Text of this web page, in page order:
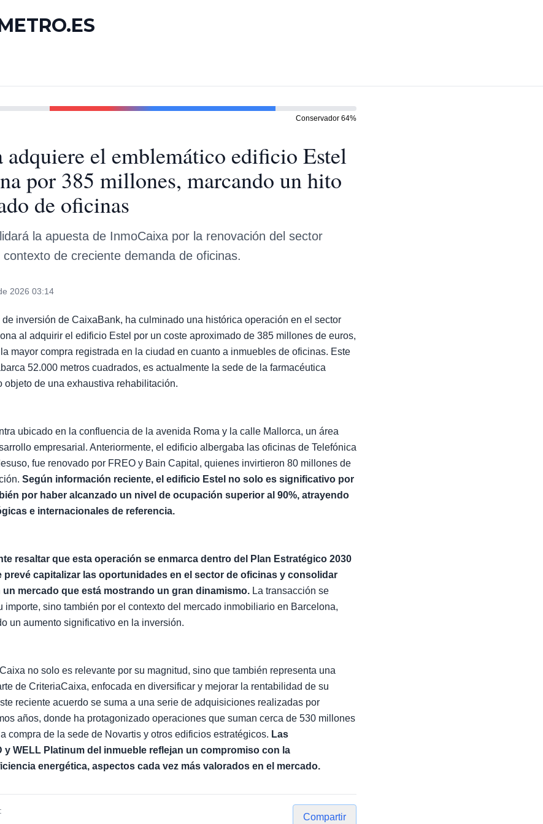
Conservador 64%
el emblemático edificio Estel
por 385 millones, marcando un hito
de oficinas
la apuesta de InmoCaixa por la renovación del sector
de creciente demanda de oficinas.
2026 03:14
de inversión de CaixaBank, ha culminado una histórica operación en el sector
al adquirir el edificio Estel por un coste aproximado de 385 millones de euros,
mayor compra registrada en la ciudad en cuanto a inmuebles de oficinas. Este
52.000 metros cuadrados, es actualmente la sede de la farmacéutica
objeto de una exhaustiva rehabilitación.
ubicado en la confluencia de la avenida Roma y la calle Mallorca, un área
empresarial. Anteriormente, el edificio albergaba las oficinas de Telefónica
fue renovado por FREO y Bain Capital, quienes invirtieron 80 millones de
Según información reciente, el edificio Estel no solo es significativo por
por haber alcanzado un nivel de ocupación superior al 90%, atrayendo
e internacionales de referencia.
resaltar que esta operación se enmarca dentro del Plan Estratégico 2030
prevé capitalizar las oportunidades en el sector de oficinas y consolidar
mercado que está mostrando un gran dinamismo. La transacción se
importe, sino también por el contexto del mercado inmobiliario en Barcelona,
un aumento significativo en la inversión.
no solo es relevante por su magnitud, sino que también representa una
de CriteriaCaixa, enfocada en diversificar y mejorar la rentabilidad de su
reciente acuerdo se suma a una serie de adquisiciones realizadas por
años, donde ha protagonizado operaciones que suman cerca de 530 millones
compra de la sede de Novartis y otros edificios estratégicos. Las
y WELL Platinum del inmueble reflejan un compromiso con la
energética, aspectos cada vez más valorados en el mercado.
Compartir